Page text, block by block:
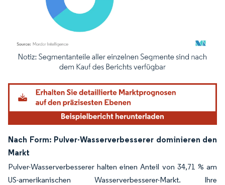
Bild © Mordor Intelligence. Wiederverwendung erfordert Namensnennung
Nach Form: Pulver-Wasserverbesserer dominieren den
Markt
Pulver-Wasserverbesserer halten einen Anteil von 34,71 % am
US-amerikanischen Wasserverbesserer-Markt. Ihre